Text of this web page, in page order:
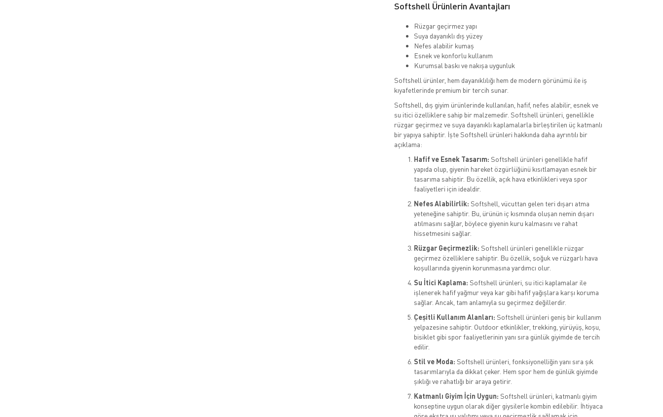
Softshell Ürünlerin Avantajları
Rüzgar geçirmez yapı
Suya dayanıklı dış yüzey
Nefes alabilir kumaş
Esnek ve konforlu kullanım
Kurumsal baskı ve nakışa uygunluk
Softshell ürünler, hem dayanıklılığı hem de modern görünümü ile iş
kıyafetlerinde premium bir tercih sunar.
Softshell, dış giyim ürünlerinde kullanılan, hafif, nefes alabilir, esnek ve
su itici özelliklere sahip bir malzemedir. Softshell ürünleri, genellikle
rüzgar geçirmez ve suya dayanıklı kaplamalarla birleştirilen üç katmanlı
bir yapıya sahiptir. İşte Softshell ürünleri hakkında daha ayrıntılı bir
açıklama:
Hafif ve Esnek Tasarım: Softshell ürünleri genellikle hafif
yapıda olup, giyenin hareket özgürlüğünü kısıtlamayan esnek bir
tasarıma sahiptir. Bu özellik, açık hava etkinlikleri veya spor
faaliyetleri için idealdir.
Nefes Alabilirlik: Softshell, vücuttan gelen teri dışarı atma
yeteneğine sahiptir. Bu, ürünün iç kısmında oluşan nemin dışarı
atılmasını sağlar, böylece giyenin kuru kalmasını ve rahat
hissetmesini sağlar.
Rüzgar Geçirmezlik: Softshell ürünleri genellikle rüzgar
geçirmez özelliklere sahiptir. Bu özellik, soğuk ve rüzgarlı hava
koşullarında giyenin korunmasına yardımcı olur.
Su İtici Kaplama: Softshell ürünleri, su itici kaplamalar ile
işlenerek hafif yağmur veya kar gibi hafif yağışlara karşı koruma
sağlar. Ancak, tam anlamıyla su geçirmez değillerdir.
Çeşitli Kullanım Alanları: Softshell ürünleri geniş bir kullanım
yelpazesine sahiptir. Outdoor etkinlikler, trekking, yürüyüş, koşu,
bisiklet gibi spor faaliyetlerinin yanı sıra günlük giyimde de tercih
edilir.
Stil ve Moda: Softshell ürünleri, fonksiyonelliğin yanı sıra şık
tasarımlarıyla da dikkat çeker. Hem spor hem de günlük giyimde
şıklığı ve rahatlığı bir araya getirir.
Katmanlı Giyim İçin Uygun: Softshell ürünleri, katmanlı giyim
konseptine uygun olarak diğer giysilerle kombin edilebilir. İhtiyaca